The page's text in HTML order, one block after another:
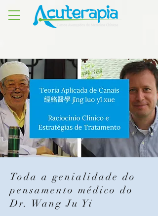
Toda a genialidade do
pensamento médico do
Dr. Wang Ju Yi